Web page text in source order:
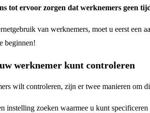
tot ervoor zorgen dat werknemers geen
van werknemers, moet u eerst
beginnen!
werknemer kunt controleren
wilt controleren, zijn er twee manieren om
instelling zoeken waarmee u kunt